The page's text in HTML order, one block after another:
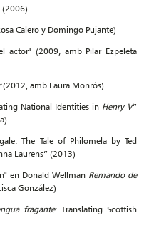
(2006)
Calero y Domingo Pujante)
actor" (2009, amb Pilar Ezpeleta
(2012, amb Laura Monrós).
National Identities in Henry V”
The Tale of Philomela by Ted
Laurens” (2013)
en Donald Wellman Remando de
González)
fragante: Translating Scottish